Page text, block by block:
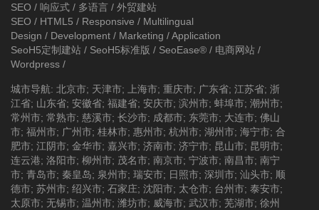
SEO / 响应式 / 多语言 / 外贸建站
SEO / HTML5 / Responsive / Multilingual
Design / Development / Marketing / Application
SeoH5定制建站 / SeoH5标准版 / SeoEase® / 电商网站 /
Wordpress /
城市导航: 北京市; 天津市; 上海市; 重庆市; 广东省; 江苏省; 浙
江省; 山东省; 安徽省; 福建省; 安庆市; 滨州市; 蚌埠市; 潮州市;
常州市; 常熟市; 慈溪市; 长沙市; 成都市; 东莞市; 大连市; 佛山
市; 福州市; 广州市; 桂林市; 惠州市; 杭州市; 湖州市; 海宁市; 合
肥市; 江阴市; 金华市; 嘉兴市; 济南市; 济宁市; 昆山市; 昆明市;
连云港; 洛阳市; 柳州市; 茂名市; 南京市; 宁波市; 南昌市; 南宁
市; 青岛市; 秦皇岛; 泉州市; 瑞安市; 日照市; 深圳市; 汕头市; 顺
德市; 苏州市; 绍兴市; 石家庄; 沈阳市; 太仓市; 台州市; 泰安市;
太原市; 无锡市; 温州市; 潍坊市; 威海市; 武汉市; 芜湖市; 徐州